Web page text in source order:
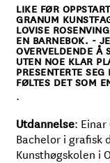
LIKE FØR
GRANUM
LOVISE
EN BARNEBOK. -
OVERVELDENDE Å
UTEN NOE KLAR
PRESENTERTE
FØLTES DET SOM
.
Utdannelse:
Bachelor i grafisk
Kunsthøgskolen i